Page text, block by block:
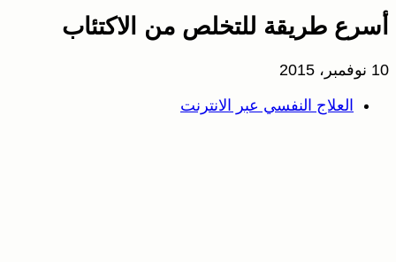
أسرع طريقة للتخلص من الاكتئاب
10 نوفمبر، 2015
العلاج النفسي عبر الانترنت